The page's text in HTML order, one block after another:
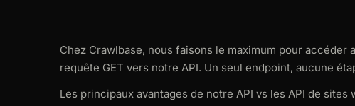
Chez Crawlbase, nous faisons le maximum pour
requête GET vers notre API. Un seul endpoint, aucune
Les principaux avantages de notre API vs les API de